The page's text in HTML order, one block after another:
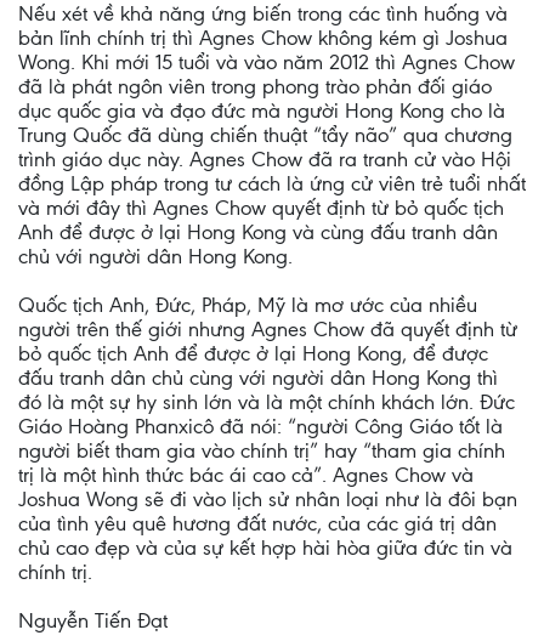
Nếu xét về khả năng ứng biến trong các tình huống và
bản lĩnh chính trị thì Agnes Chow không kém gì Joshua
Wong. Khi mới 15 tuổi và vào năm 2012 thì Agnes Chow
đã là phát ngôn viên trong phong trào phản đối giáo
dục quốc gia và đạo đức mà người Hong Kong cho là
Trung Quốc đã dùng chiến thuật “tẩy não” qua chương
trình giáo dục này. Agnes Chow đã ra tranh cử vào Hội
đồng Lập pháp trong tư cách là ứng cử viên trẻ tuổi nhất
và mới đây thì Agnes Chow quyết định từ bỏ quốc tịch
Anh để được ở lại Hong Kong và cùng đấu tranh dân
chủ với người dân Hong Kong.
Quốc tịch Anh, Đức, Pháp, Mỹ là mơ ước của nhiều
người trên thế giới nhưng Agnes Chow đã quyết định từ
bỏ quốc tịch Anh để được ở lại Hong Kong, để được
đấu tranh dân chủ cùng với người dân Hong Kong thì
đó là một sự hy sinh lớn và là một chính khách lớn. Đức
Giáo Hoàng Phanxicô đã nói: “người Công Giáo tốt là
người biết tham gia vào chính trị” hay “tham gia chính
trị là một hình thức bác ái cao cả”. Agnes Chow và
Joshua Wong sẽ đi vào lịch sử nhân loại như là đôi bạn
của tình yêu quê hương đất nước, của các giá trị dân
chủ cao đẹp và của sự kết hợp hài hòa giữa đức tin và
chính trị.
Nguyễn Tiến Đạt